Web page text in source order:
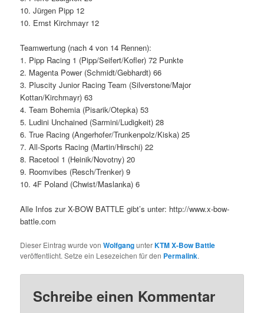
10. Jürgen Pipp 12
10. Ernst Kirchmayr 12
Teamwertung (nach 4 von 14 Rennen):
1. Pipp Racing 1 (Pipp/Seifert/Kofler) 72 Punkte
2. Magenta Power (Schmidt/Gebhardt) 66
3. Pluscity Junior Racing Team (Silverstone/Major
Kottan/Kirchmayr) 63
4. Team Bohemia (Pisarik/Otepka) 53
5. Ludini Unchained (Sarmini/Ludigkeit) 28
6. True Racing (Angerhofer/Trunkenpolz/Kiska) 25
7. All-Sports Racing (Martin/Hirschi) 22
8. Racetool 1 (Heinik/Novotny) 20
9. Roomvibes (Resch/Trenker) 9
10. 4F Poland (Chwist/Maslanka) 6
Alle Infos zur X-BOW BATTLE gibt’s unter: http://www.x-bow-
battle.com
Dieser Eintrag wurde vonWolfgangunterKTM X-Bow Battle
veröffentlicht. Setze ein Lesezeichen für den Permalink.
Schreibe einen Kommentar